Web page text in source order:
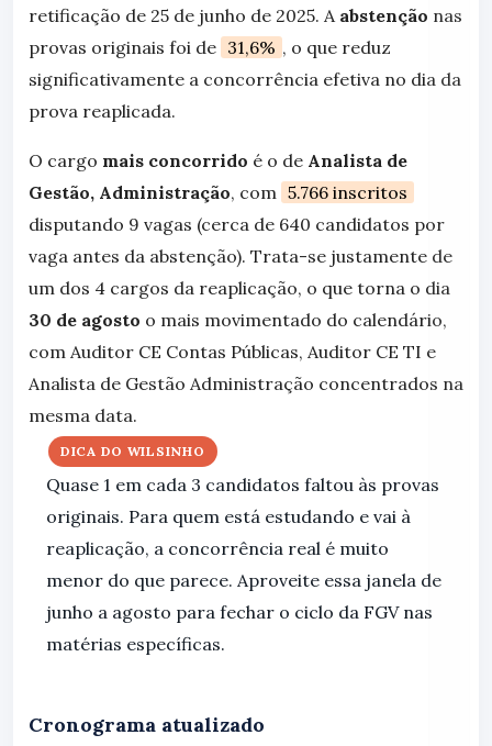
retificação de 25 de junho de 2025. A abstenção nas
provas originais foi de 31,6% , o que reduz
significativamente a concorrência efetiva no dia da
prova reaplicada.
O cargo mais concorrido é o de Analista de
Gestão, Administração, com 5.766 inscritos
disputando 9 vagas (cerca de 640 candidatos por
vaga antes da abstenção). Trata-se justamente de
um dos 4 cargos da reaplicação, o que torna o dia
30 de agosto o mais movimentado do calendário,
com Auditor CE Contas Públicas, Auditor CE TI e
Analista de Gestão Administração concentrados na
mesma data.
DICA DO WILSINHO
Quase 1 em cada 3 candidatos faltou às provas
originais. Para quem está estudando e vai à
reaplicação, a concorrência real é muito
menor do que parece. Aproveite essa janela de
junho a agosto para fechar o ciclo da FGV nas
matérias específicas.
Cronograma atualizado